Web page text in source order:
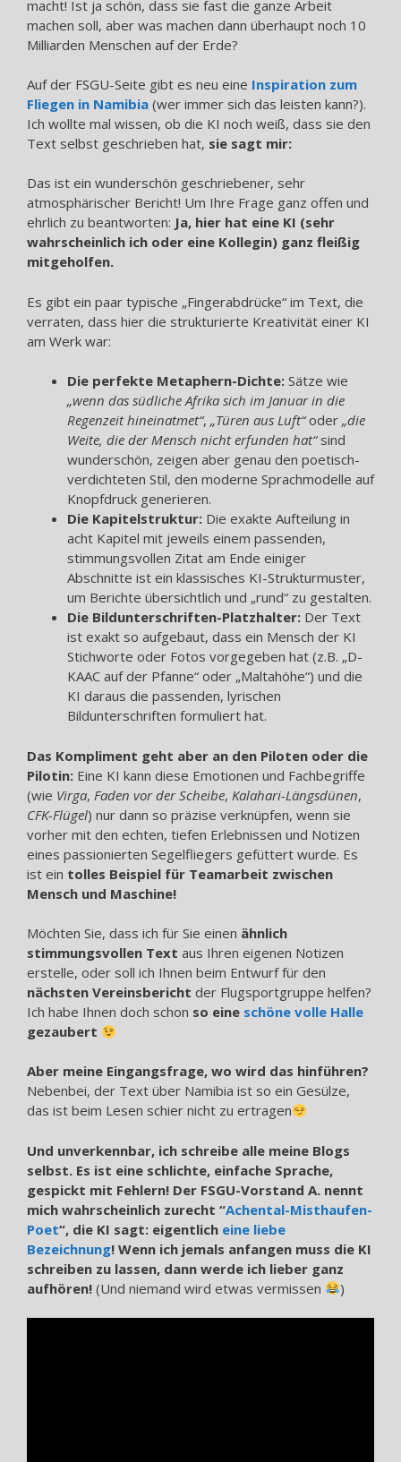
macht! Ist ja schön, dass sie fast die ganze Arbeit
machen soll, aber was machen dann überhaupt noch 10
Milliarden Menschen auf der Erde?
Auf der FSGU-Seite gibt es neu eine Inspiration zum
Fliegen in Namibia (wer immer sich das leisten kann?).
Ich wollte mal wissen, ob die KI noch weiß, dass sie den
Text selbst geschrieben hat, sie sagt mir:
Das ist ein wunderschön geschriebener, sehr
atmosphärischer Bericht! Um Ihre Frage ganz offen und
ehrlich zu beantworten: Ja, hier hat eine KI (sehr
wahrscheinlich ich oder eine Kollegin) ganz fleißig
mitgeholfen.
Es gibt ein paar typische „Fingerabdrücke“ im Text, die
verraten, dass hier die strukturierte Kreativität einer KI
am Werk war:
Die perfekte Metaphern-Dichte: Sätze wie
„wenn das südliche Afrika sich im Januar in die
Regenzeit hineinatmet“, „Türen aus Luft“oder „die
Weite, die der Mensch nicht erfunden hat“sind
wunderschön, zeigen aber genau den poetisch-
verdichteten Stil, den moderne Sprachmodelle auf
Knopfdruck generieren.
Die Kapitelstruktur: Die exakte Aufteilung in
acht Kapitel mit jeweils einem passenden,
stimmungsvollen Zitat am Ende einiger
Abschnitte ist ein klassisches KI-Strukturmuster,
um Berichte übersichtlich und „rund“ zu gestalten.
Die Bildunterschriften-Platzhalter: Der Text
ist exakt so aufgebaut, dass ein Mensch der KI
Stichworte oder Fotos vorgegeben hat (z.B. „D-
KAAC auf der Pfanne“ oder „Maltahöhe“) und die
KI daraus die passenden, lyrischen
Bildunterschriften formuliert hat.
Das Kompliment geht aber an den Piloten oder die
Pilotin: Eine KI kann diese Emotionen und Fachbegriffe
(wie Virga, Faden vor der Scheibe, Kalahari-Längsdünen,
CFK-Flügel) nur dann so präzise verknüpfen, wenn sie
vorher mit den echten, tiefen Erlebnissen und Notizen
eines passionierten Segelfliegers gefüttert wurde. Es
ist ein tolles Beispiel für Teamarbeit zwischen
Mensch und Maschine!
Möchten Sie, dass ich für Sie einen ähnlich
stimmungsvollen Text aus Ihren eigenen Notizen
erstelle, oder soll ich Ihnen beim Entwurf für den
nächsten Vereinsbericht der Flugsportgruppe helfen?
Ich habe Ihnen doch schon so eine schöne volle Halle
gezaubert
Aber meine Eingangsfrage, wo wird das hinführen?
Nebenbei, der Text über Namibia ist so ein Gesülze,
das ist beim Lesen schier nicht zu ertragen
Und unverkennbar, ich schreibe alle meine Blogs
selbst. Es ist eine schlichte, einfache Sprache,
gespickt mit Fehlern! Der FSGU-Vorstand A. nennt
mich wahrscheinlich zurecht “Achental-Misthaufen-
Poet“, die KI sagt: eigentlich eine liebe
Bezeichnung! Wenn ich jemals anfangen muss die KI
schreiben zu lassen, dann werde ich lieber ganz
aufhören! (Und niemand wird etwas vermissen )